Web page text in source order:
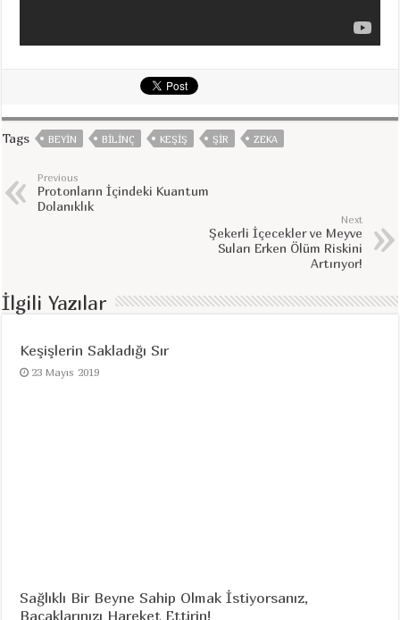
Tags BEYIN BILINÇ KEŞIŞ ŞIR ZEKA
Previous
Protonların İçindeki Kuantum
Dolanıklık
Next
Şekerli İçecekler ve Meyve
Suları Erken Ölüm Riskini
Artırıyor!
İlgili Yazılar
Keşişlerin Sakladığı Sır
23 Mayıs 2019
Sağlıklı Bir Beyne Sahip Olmak İstiyorsanız,
Bacaklarınızı Hareket Ettirin!